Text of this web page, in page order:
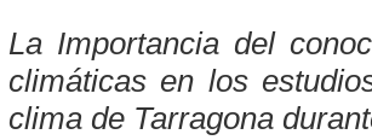
La Importancia del
climáticas en los
clima de Tarragona